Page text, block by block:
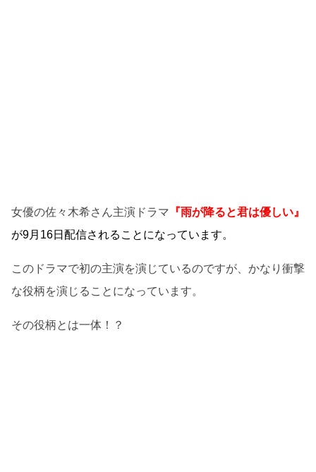
女優の佐々木希さん主演ドラマ 『雨が降ると君は優しい』
が9月16日配信されることになっています。
このドラマで初の主演を演じているのですが、かなり衝撃
な役柄を演じることになっています。
その役柄とは一体！？